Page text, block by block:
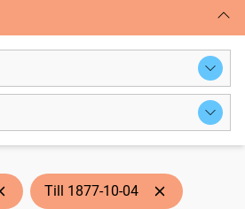
Till 1877-10-04